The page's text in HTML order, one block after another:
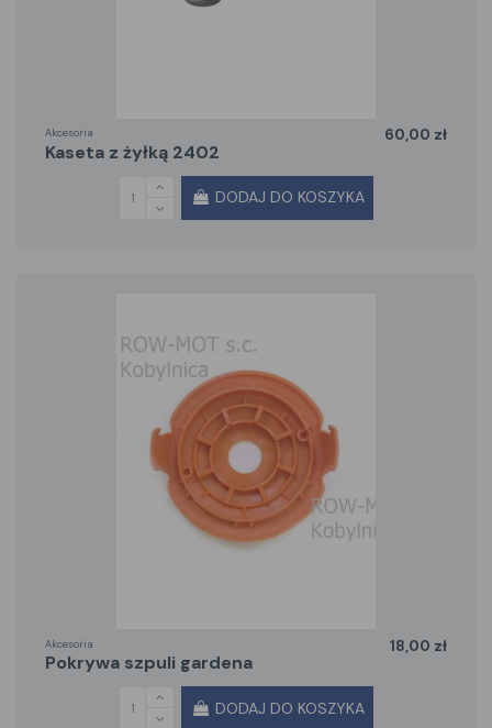
Akcesoria
kaseta z żyłką 2402
60,00 zł
DODAJ DO KOSZYKA
Akcesoria
pokrywa szpuli gardena
18,00 zł
DODAJ DO KOSZYKA